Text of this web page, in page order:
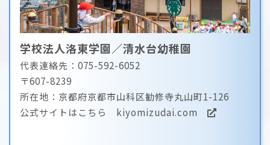
学校法人洛東学園／清水台幼稚園
代表連絡先：075-592-6052
〒607-8239
所在地：京都府京都市山科区勧修寺丸山町1-126
公式サイトはこちら kiyomizudai.com